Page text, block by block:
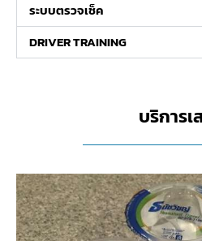
ระบบตรวจเช็ค​
DRIVER TRAINING​
บริการเ